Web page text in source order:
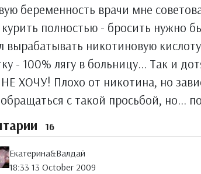
беременность врачи мне
курить полностью - бросить нужно
вырабатывать никотиновую
- 100% лягу в больницу... Так и
ХОЧУ! Плохо от никотина, но
с такой просьбой, но...
16
Екатерина&Валдай
18:33 13 October 2009